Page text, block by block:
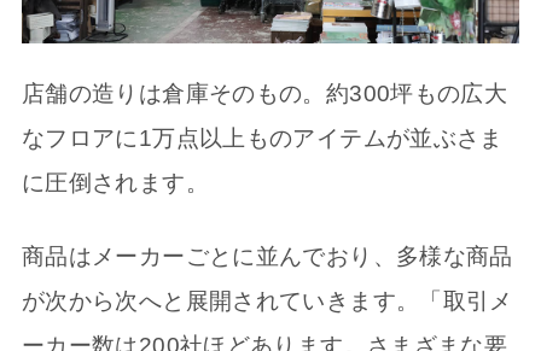
店舗の造りは倉庫そのもの。約300坪もの広大
なフロアに1万点以上ものアイテムが並ぶさま
に圧倒されます。
商品はメーカーごとに並んでおり、多様な商品
が次から次へと展開されていきます。「取引メ
ーカー数は200社ほどあります。さまざまな要